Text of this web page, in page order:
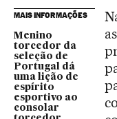
MAIS INFORMAÇÕES
Menino
torcedor da
seleção de
Portugal dá
uma lição de
espírito
esportivo ao
consolar